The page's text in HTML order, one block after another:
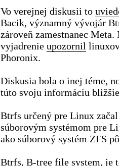
Vo verejnej diskusii to
Bacik, významný vývojár
zároveň zamestnanec Meta.
vyjadrenie upozornil
Phoronix.
Diskusia bola o inej téme,
túto svoju informáciu
Btrfs určený pre Linux
súborovým systémom pre
ako súborový systém ZFS
Btrfs, B-tree file system, je